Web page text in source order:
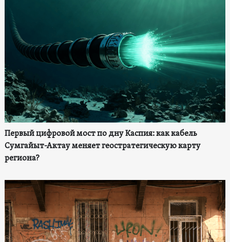
Первый цифровой мост по дну Каспия: как кабель
Сумгайыт-Актау меняет геостратегическую карту
региона?